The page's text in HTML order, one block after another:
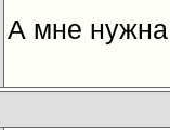
А мне нужна